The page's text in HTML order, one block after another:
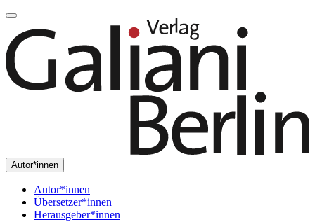
Autor*innen
Autor*innen
Übersetzer*innen
Herausgeber*innen